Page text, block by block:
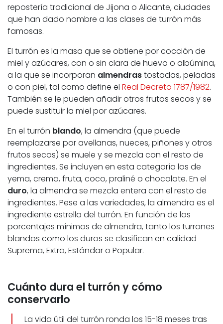
repostería tradicional de Jijona o Alicante, ciudades
que han dado nombre a las clases de turrón más
famosas.
El turrón es la masa que se obtiene por cocción de
miel y azúcares, con o sin clara de huevo o albúmina,
a la que se incorporan almendrastostadas, peladas
o con piel, tal como define el Real Decreto 1787/1982.
También se le pueden añadir otros frutos secos y se
puede sustituir la miel por azúcares.
En el turrón blando, la almendra (que puede
reemplazarse por avellanas, nueces, piñones y otros
frutos secos) se muele y se mezcla con el resto de
ingredientes. Se incluyen en esta categoría los de
yema, crema, fruta, coco, praliné o chocolate. En el
duro, la almendra se mezcla entera con el resto de
ingredientes. Pese a las variedades, la almendra es el
ingrediente estrella del turrón. En función de los
porcentajes mínimos de almendra, tanto los turrones
blandos como los duros se clasifican en calidad
Suprema, Extra, Estándar o Popular.
Cuánto dura el turrón y cómo
conservarlo
La vida útil del turrón ronda los 15-18 meses tras